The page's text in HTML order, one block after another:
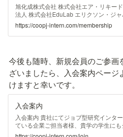
旭化成株式会社 株式会社エア・リキー
法人 株式会社EduLab エリクソン・ジ
会社 花王株式会社研究開発部門 川研フ
ン株式会社 京セラ株式会社 キリンホー
QunaSys ＫＨネオケム株式会社 一般社
株式会社 昭和電線ホールディングス株
学株式会社 住友ベークライト株式会社
バンク株式会社 第一生命保険株式会社
セル 武田薬品工業株式会社 株式会社ち
亞合成株式会社 東京大学協創プラット
会社 トヨタ自動車株式会社 日本電信電
パナソニック株式会社 株式会社日立製
リヂストン 三井化学株式会社 三井住友
産株式会社 三菱ケミカル株式会社 三菱
式会社 株式会社みずほフィナンシャルグ
https://coopj-intern.com/membership
今後も随時、新規会員のご参画
ざいましたら、入会案内ペー
けますと幸いです。
入会案内
入会案内 貴社にてジョブ型研究インタ
ている企業ご担当者様、貴学の学生に
に参加してほしいとお考えの大学教員・